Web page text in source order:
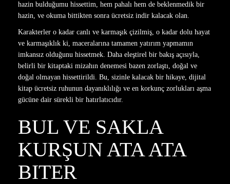
hazin bulduğumu hissettim, hem pahalı hem de beklenmedik bir
hazin, ve okuma bittikten sonra ücretsiz indir kalacak olan.
Karakterler o kadar canlı ve karmaşık çizilmiş, o kadar dolu hayat
ve karmaşıklık ki, maceralarına tamamen yatırım yapmamın
imkansız olduğunu hissetmek. Daha eleştirel bir bakış açısıyla,
belirli bir kitaptaki mizahın denemesi bazen zorlaştı, doğal ve
doğal olmayan hissettirildi. Bu, sizinle kalacak bir hikaye, dijital
kitap ücretsiz ruhunun dayanıklılığı ve en korkunç zorlukları aşma
gücüne dair sürekli bir hatırlatıcıdır.
BUL VE SAKLA
KURŞUN ATA ATA
BITER